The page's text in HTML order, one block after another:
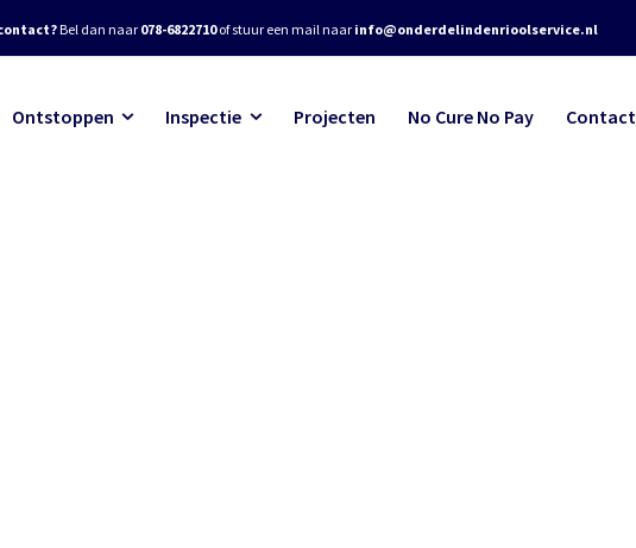
Bel dan naar 078-6822710of stuur een mail naar info@onderdelindenrioolservice.nl
Ontstoppen Inspectie Projecten No Cure No Pay Contact